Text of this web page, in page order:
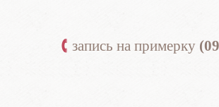
запись на примерку